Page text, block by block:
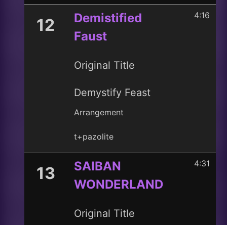
12
Demistified
Faust
Original Title
Demystify Feast
Arrangement
t+pazolite
4:16
13
SAIBAN
WONDERLAND
Original Title
4:31